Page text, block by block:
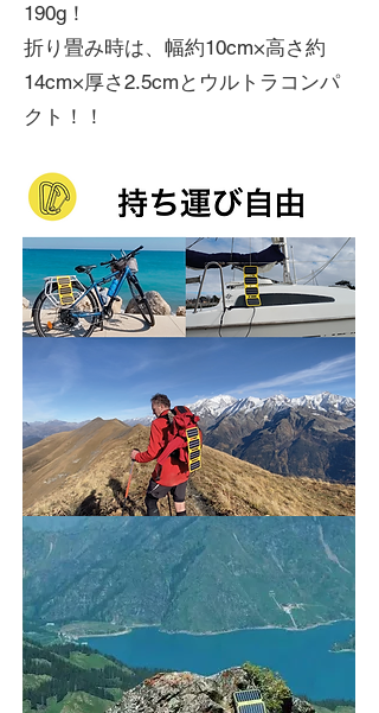
190g！
折り畳み時は、幅約10cm×高さ約
14cm×厚さ2.5cmとウルトラコンパ
クト！！